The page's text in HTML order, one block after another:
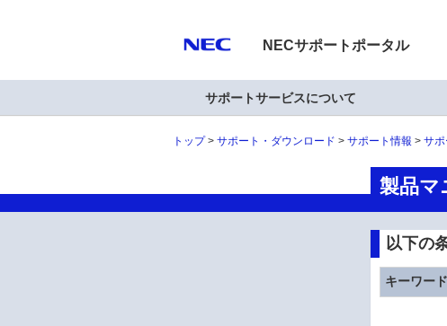
NECサポートポータル
サポートサービスについて
トップ サポート・ダウンロード サポート情報 サ
製品マ
以下の
キーワー